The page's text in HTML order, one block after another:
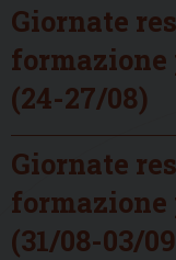
Giornate
formazione
(24-27/08)
Giornate
formazione
(31/08-03/